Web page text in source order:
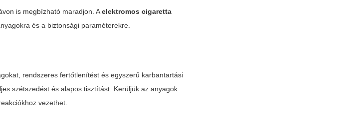
is megbízható maradjon. Aelektromos cigaretta
és a biztonsági paraméterekre.
rendszeres fertőtlenítést és egyszerű karbantartási
szétszedést és alapos tisztítást. Kerüljük az anyagok
vezethet.